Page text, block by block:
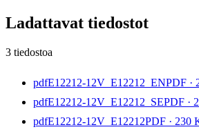
Ladattavat tiedostot
3 tiedostoa
pdfE12212-12V_E12212_ENPDF ·
pdfE12212-12V_E12212_SEPDF ·
pdfE12212-12V_E12212PDF · 230